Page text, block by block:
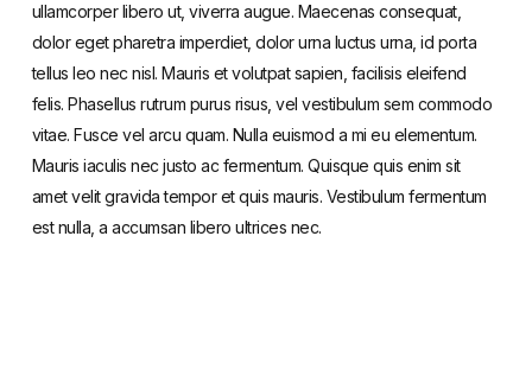
ullamcorper libero ut, viverra augue. Maecenas consequat,
dolor eget pharetra imperdiet, dolor urna luctus urna, id porta
tellus leo nec nisl. Mauris et volutpat sapien, facilisis eleifend
felis. Phasellus rutrum purus risus, vel vestibulum sem commodo
vitae. Fusce vel arcu quam. Nulla euismod a mi eu elementum.
Mauris iaculis nec justo ac fermentum. Quisque quis enim sit
amet velit gravida tempor et quis mauris. Vestibulum fermentum
est nulla, a accumsan libero ultrices nec.